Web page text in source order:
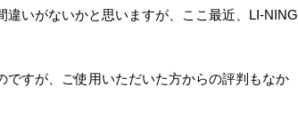
いがないかと思いますが、ここ最近、LI-NING
すが、ご使用いただいた方からの評判もなか